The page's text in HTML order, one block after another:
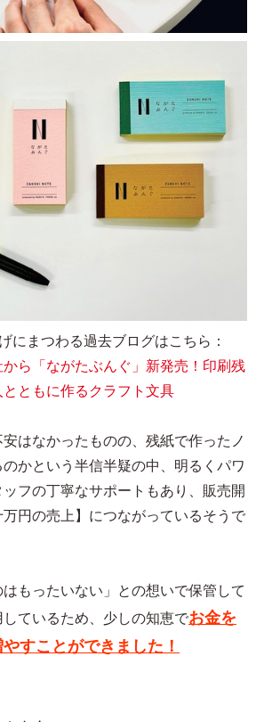
にまつわる過去ブログはこちら：
ら「ながたぶんぐ」新発売！印刷残
ともに作るクラフト文具
はなかったものの、残紙で作ったノ
かという半信半疑の中、明るくパワ
フの丁寧なサポートもあり、販売開
円の売上】につながっているそうで
もったいない」との想いで保管して
ているため、少しの知恵でお金を
すことができました！